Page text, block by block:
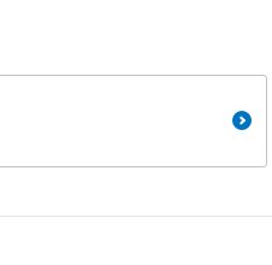
ので、ご出発の計画にとて